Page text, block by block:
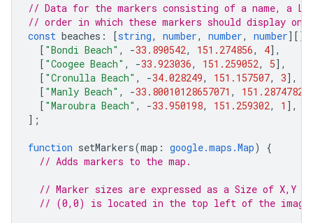
// Data for the markers consisting of a name, a
// order in which these markers should display on
const beaches : [string, number, number, number][]
[ "Bondi Beach" , -33.890542, 151.274856, 4],
[ "Coogee Beach" , -33.923036, 151.259052, 5],
[ "Cronulla Beach" , -34.028249, 151.157507, 3],
[ "Manly Beach" , -33.80010128657071 ,
[ "Maroubra Beach" , -33.950198, 151.259302, 1 ],
];
function setMarkers(map : google.maps.Map)
{
// Adds markers to the map.
// Marker sizes are expressed as a Size of X,Y
// (0,0) is located in the top left of the